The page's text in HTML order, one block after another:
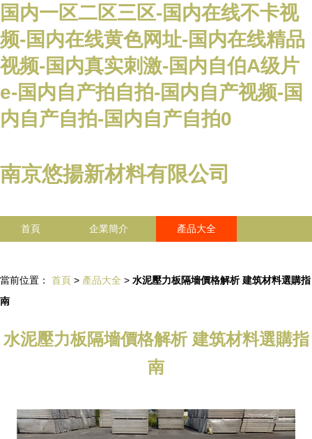
国内一区二区三区-国内在线不卡视
频-国内在线黄色网址-国内在线精品
视频-国内真实刺激-国内自伯A级片
e-国内自产拍自拍-国内自产视频-国
内自产自拍-国内自产自拍0
南京悠揚新材料有限公司
首頁 企業簡介 產品大全
當前位置： 首頁 > 產品大全 > 水泥壓力板隔墻價格解析 建筑材料選購指
南
水泥壓力板隔墻價格解析 建筑材料選購指
南